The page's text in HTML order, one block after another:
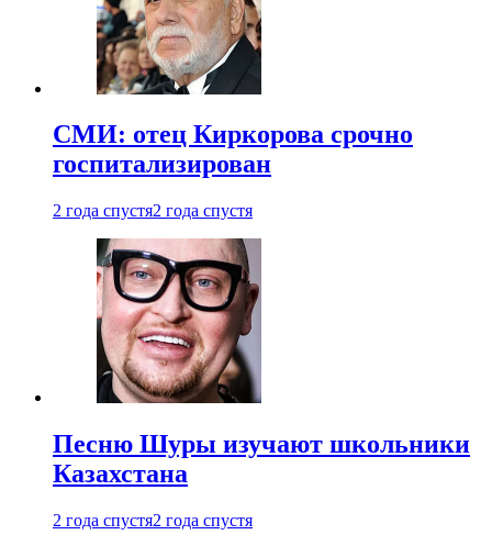
СМИ: отец Киркорова срочно
госпитализирован
2 года спустя2 года спустя
Песню Шуры изучают школьники
Казахстана
2 года спустя2 года спустя